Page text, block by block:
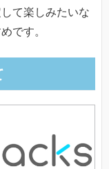
て楽しみたいな
です。